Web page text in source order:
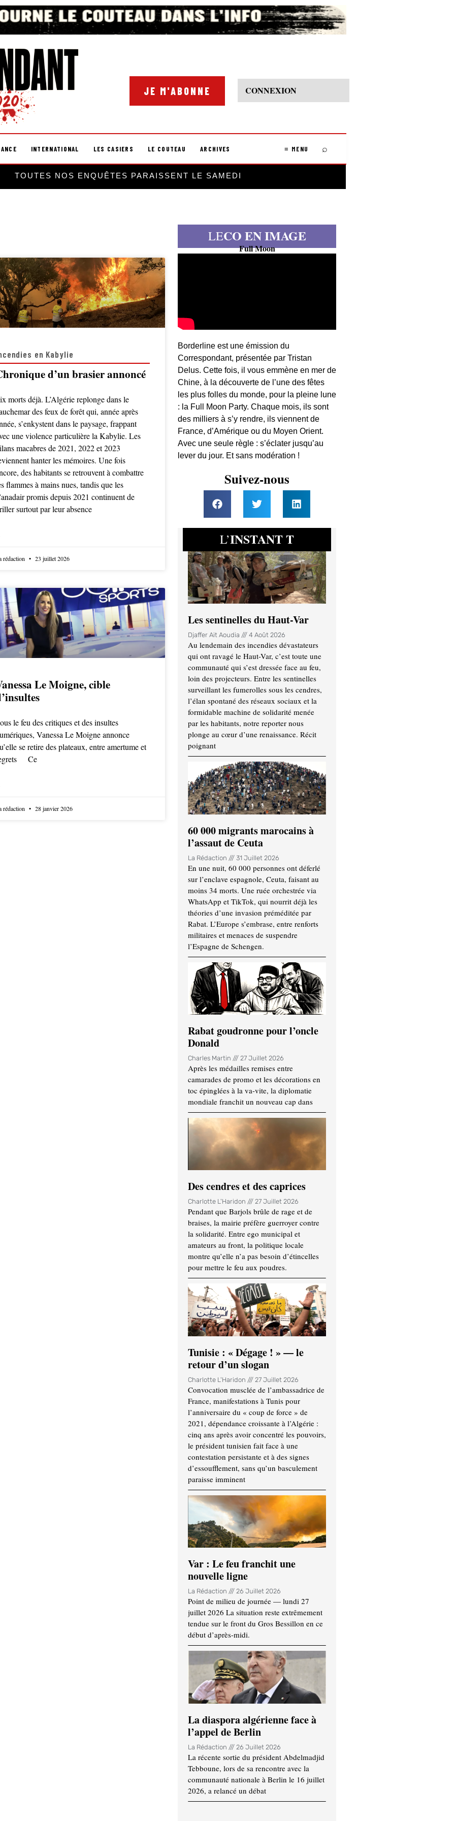
JE M'ABONNE CONNEXION
INTERNATIONAL LES CASIERS LE COUTEAU ARCHIVES ≡ MENU ⌕
TOUTES NOS ENQUÊTES PARAISSENT LE SAMEDI
en Kabylie
d’un brasier annoncé
morts déjà. L’Algérie replonge dans le
des feux de forêt qui, année après
s’enkystent dans le paysage, frappant
une violence particulière la Kabylie. Les
macabres de 2021, 2022 et 2023
hanter les mémoires. Une fois
des habitants se retrouvent à combattre
flammes à mains nues, tandis que les
promis depuis 2021 continuent de
surtout par leur absence
rédaction 23 juillet 2026
Le Moigne, cible
le feu des critiques et des insultes
Vanessa Le Moigne annonce
se retire des plateaux, entre amertume et
Ce
rédaction 28 janvier 2026
LECO EN IMAGE
Full Moon
Borderline est une émission du
Correspondant, présentée par Tristan
Delus. Cette fois, il vous emmène en mer de
Chine, à la découverte de l’une des fêtes
les plus folles du monde, pour la pleine lune
: la Full Moon Party. Chaque mois, ils sont
des milliers à s’y rendre, ils viennent de
France, d’Amérique ou du Moyen Orient.
Avec une seule règle : s’éclater jusqu’au
lever du jour. Et sans modération !
Suivez-nous
L’INSTANT T
Les sentinelles du Haut-Var
Djaffer Ait Aoudia 4 Août 2026
Au lendemain des incendies dévastateurs
qui ont ravagé le Haut-Var, c’est toute une
communauté qui s’est dressée face au feu,
loin des projecteurs. Entre les sentinelles
surveillant les fumerolles sous les cendres,
l’élan spontané des réseaux sociaux et la
formidable machine de solidarité menée
par les habitants, notre reporter nous
plonge au cœur d’une renaissance. Récit
poignant
60 000 migrants marocains à
l’assaut de Ceuta
La Rédaction 31 Juillet 2026
En une nuit, 60 000 personnes ont déferlé
sur l’enclave espagnole, Ceuta, faisant au
moins 34 morts. Une ruée orchestrée via
WhatsApp et TikTok, qui nourrit déjà les
théories d’une invasion préméditée par
Rabat. L’Europe s’embrase, entre renforts
militaires et menaces de suspendre
l’Espagne de Schengen.
Rabat goudronne pour l’oncle
Donald
Charles Martin 27 Juillet 2026
Après les médailles remises entre
camarades de promo et les décorations en
toc épinglées à la va-vite, la diplomatie
mondiale franchit un nouveau cap dans
Des cendres et des caprices
Charlotte L'Haridon 27 Juillet 2026
Pendant que Barjols brûle de rage et de
braises, la mairie préfère guerroyer contre
la solidarité. Entre ego municipal et
amateurs au front, la politique locale
montre qu’elle n’a pas besoin d’étincelles
pour mettre le feu aux poudres.
Tunisie : « Dégage ! » — le
retour d’un slogan
Charlotte L'Haridon 27 Juillet 2026
Convocation musclée de l’ambassadrice de
France, manifestations à Tunis pour
l’anniversaire du « coup de force » de
2021, dépendance croissante à l’Algérie :
cinq ans après avoir concentré les pouvoirs,
le président tunisien fait face à une
contestation persistante et à des signes
d’essoufflement, sans qu’un basculement
paraisse imminent
Var : Le feu franchit une
nouvelle ligne
La Rédaction 26 Juillet 2026
Point de milieu de journée — lundi 27
juillet 2026 La situation reste extrêmement
tendue sur le front du Gros Bessillon en ce
début d’après-midi.
La diaspora algérienne face à
l’appel de Berlin
La Rédaction 26 Juillet 2026
La récente sortie du président Abdelmadjid
Tebboune, lors de sa rencontre avec la
communauté nationale à Berlin le 16 juillet
2026, a relancé un débat